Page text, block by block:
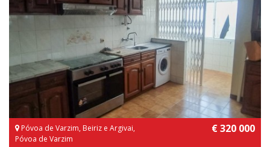
Póvoa de Varzim, Beiriz e Argivai,
Póvoa de Varzim
€ 320 000